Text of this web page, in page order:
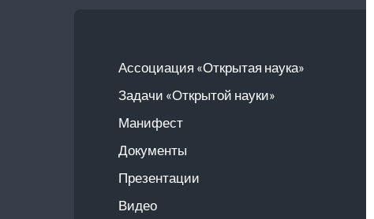
Ассоциация «Открытая наука»
Задачи «Открытой науки»
Манифест
Документы
Презентации
Видео